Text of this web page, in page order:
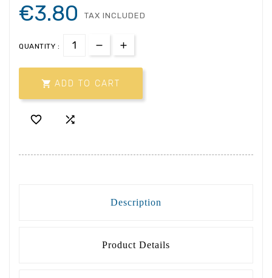
€3.80 TAX INCLUDED
QUANTITY :
 ADD TO CART
 
Description
Product Details